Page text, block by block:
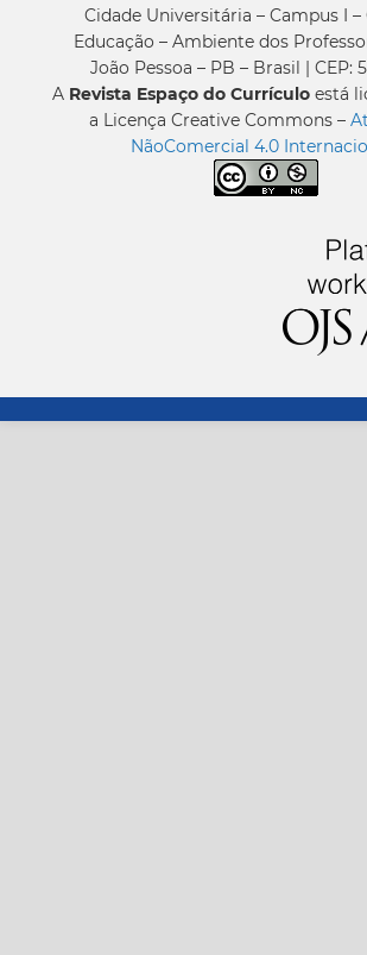
Cidade Universitária – Campus I
Educação – Ambiente dos
João Pessoa – PB – Brasil | CEP:
A Revista Espaço do Currículo está
a Licença Creative Commons –
NãoComercial 4.0